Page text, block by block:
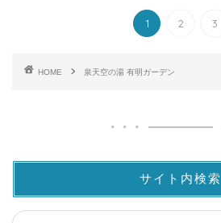
1 2 3
HOME 泉天空の湯 有明ガーデン
サイト内検索